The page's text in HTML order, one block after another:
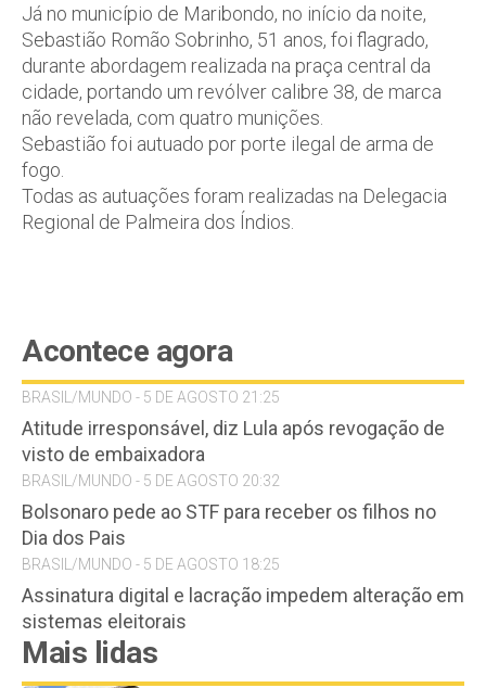
Já no município de Maribondo, no início da noite,
Sebastião Romão Sobrinho, 51 anos, foi flagrado,
durante abordagem realizada na praça central da
cidade, portando um revólver calibre 38, de marca
não revelada, com quatro munições.
Sebastião foi autuado por porte ilegal de arma de
fogo.
Todas as autuações foram realizadas na Delegacia
Regional de Palmeira dos Índios.
Acontece agora
BRASIL/MUNDO - 5 DE AGOSTO 21:25
Atitude irresponsável, diz Lula após revogação de
visto de embaixadora
BRASIL/MUNDO - 5 DE AGOSTO 20:32
Bolsonaro pede ao STF para receber os filhos no
Dia dos Pais
BRASIL/MUNDO - 5 DE AGOSTO 18:25
Assinatura digital e lacração impedem alteração em
sistemas eleitorais
Mais lidas